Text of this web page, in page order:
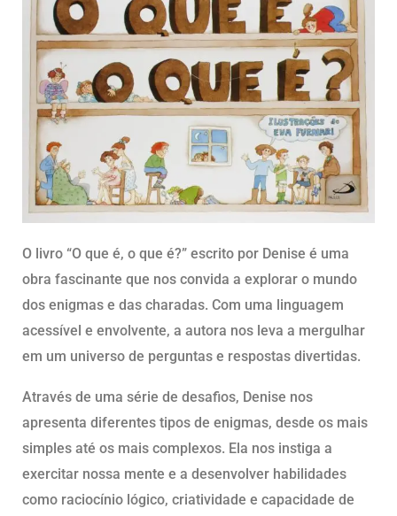
O livro “O que é, o que é?” escrito por Denise é uma
obra fascinante que nos convida a explorar o mundo
dos enigmas e das charadas. Com uma linguagem
acessível e envolvente, a autora nos leva a mergulhar
em um universo de perguntas e respostas divertidas.
Através de uma série de desafios, Denise nos
apresenta diferentes tipos de enigmas, desde os mais
simples até os mais complexos. Ela nos instiga a
exercitar nossa mente e a desenvolver habilidades
como raciocínio lógico, criatividade e capacidade de